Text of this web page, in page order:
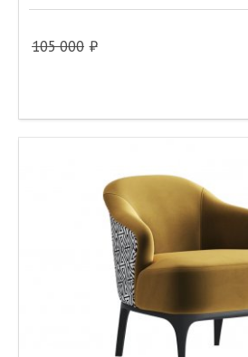
105 000